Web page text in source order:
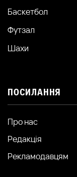
Баскетбол
Футзал
Шахи
ПОСИЛАННЯ
Про нас
Редакція
Рекламодавцям